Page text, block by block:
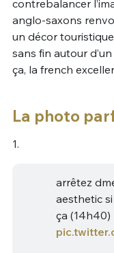
contrebalancer
anglo-saxons
un décor
sans fin autour
ça, la french
La photo
1.
arrêtez
aesthetic
ça (14h40)